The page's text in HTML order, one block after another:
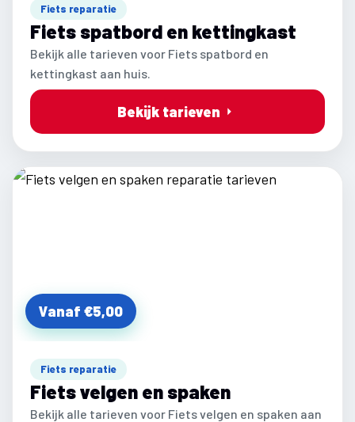
Fiets reparatie
Fiets spatbord en kettingkast
Bekijk alle tarieven voor Fiets spatbord en
kettingkast aan huis.
Bekijk tarieven
Vanaf €5,00
Fiets reparatie
Fiets velgen en spaken
Bekijk alle tarieven voor Fiets velgen en spaken aan